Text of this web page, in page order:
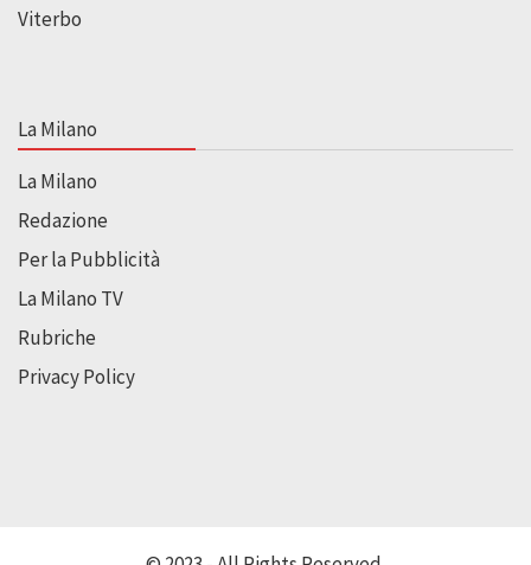
Viterbo
La Milano
La Milano
Redazione
Per la Pubblicità
La Milano TV
Rubriche
Privacy Policy